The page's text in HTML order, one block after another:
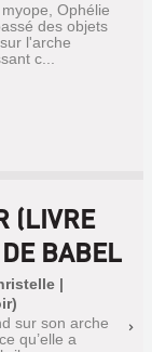
Ophélie
des objets
l'arche
c...
(LIVRE
BABEL
|
sur son arche
qu’elle a